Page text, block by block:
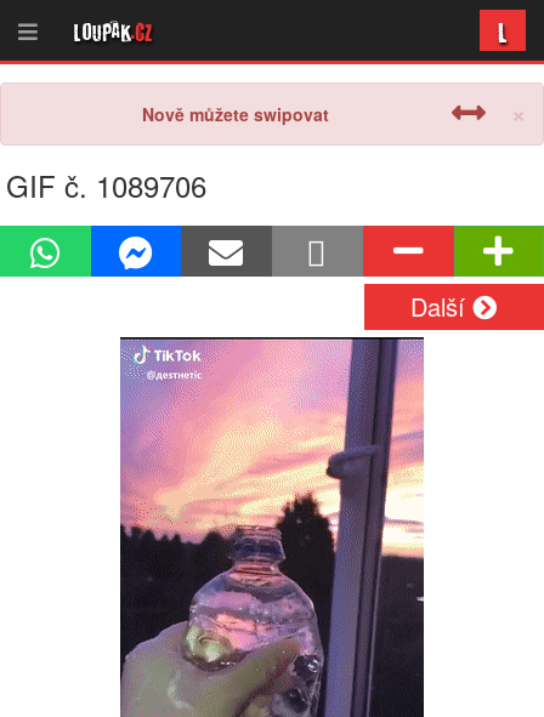
Loupak.cz L
×
Nově můžete swipovat
GIF č. 1089706
Další